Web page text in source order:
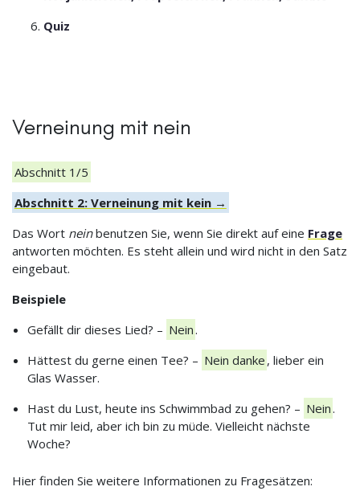
Quiz
Verneinung mit nein
Abschnitt 1/5
Abschnitt 2: Verneinung mit kein →
Das Wort neinbenutzen Sie, wenn Sie direkt auf eine Frage
antworten möchten. Es steht allein und wird nicht in den Satz
eingebaut.
Beispiele
Gefällt dir dieses Lied? – Nein .
Hättest du gerne einen Tee? – Nein danke , lieber ein
Glas Wasser.
Hast du Lust, heute ins Schwimmbad zu gehen? – Nein .
Tut mir leid, aber ich bin zu müde. Vielleicht nächste
Woche?
Hier finden Sie weitere Informationen zu Fragesätzen: